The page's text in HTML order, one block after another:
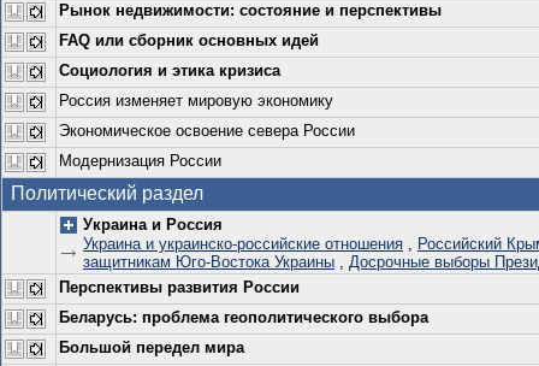
Рынок недвижимости: состояние и перспективы
FAQ или сборник основных идей
Социология и этика кризиса
Россия изменяет мировую экономику
Экономическое освоение севера России
Модернизация России
Политический раздел
Украина и Россия
Украина и украинско-российские отношения , Российский
защитникам Юго-Востока Украины , Досрочные выборы
Перспективы развития России
Беларусь: проблема геополитического выбора
Большой передел мира